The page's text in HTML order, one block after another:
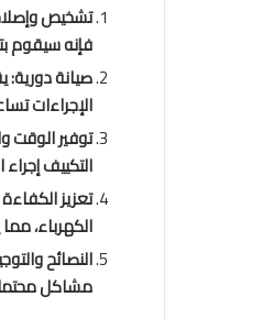
تشخيص
فإنه سيقوم
صيانة دورية:
الإجراءات
توفير الوقت
التكييف
تعزيز
الكهرباء،
النصائح
مشاكل